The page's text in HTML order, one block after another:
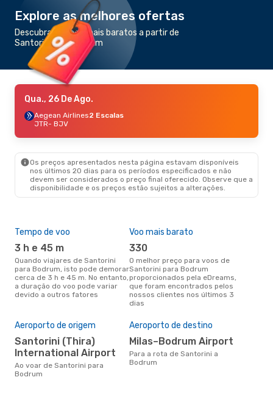
Explore as melhores ofertas
Descubra os voos mais baratos a partir de
Santorini para Bodrum
Qua., 26 De Ago.
Aegean Airlines2 Escalas
JTR- BJV
Os preços apresentados nesta página estavam disponíveis
nos últimos 20 dias para os períodos especificados e não
devem ser considerados o preço final oferecido. Observe que a
disponibilidade e os preços estão sujeitos a alterações.
Tempo de voo
3 h e 45 m
Quando viajares de Santorini
para Bodrum, isto pode demorar
cerca de 3 h e 45 m. No entanto,
a duração do voo pode variar
devido a outros fatores
Voo mais barato
330
O melhor preço para voos de
Santorini para Bodrum
proporcionados pela eDreams,
que foram encontrados pelos
nossos clientes nos últimos 3
dias
Aeroporto de origem
Santorini (Thira)
International Airport
Ao voar de Santorini para
Bodrum
Aeroporto de destino
Milas–Bodrum Airport
Para a rota de Santorini a
Bodrum